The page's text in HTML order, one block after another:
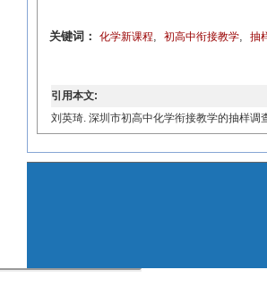
关键词： 化学新课程, 初高中衔接教学, 抽
引用本文:
刘英琦. 深圳市初高中化学衔接教学的抽样